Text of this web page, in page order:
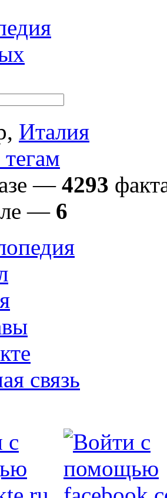
Италия
— 4293
— 6
связь